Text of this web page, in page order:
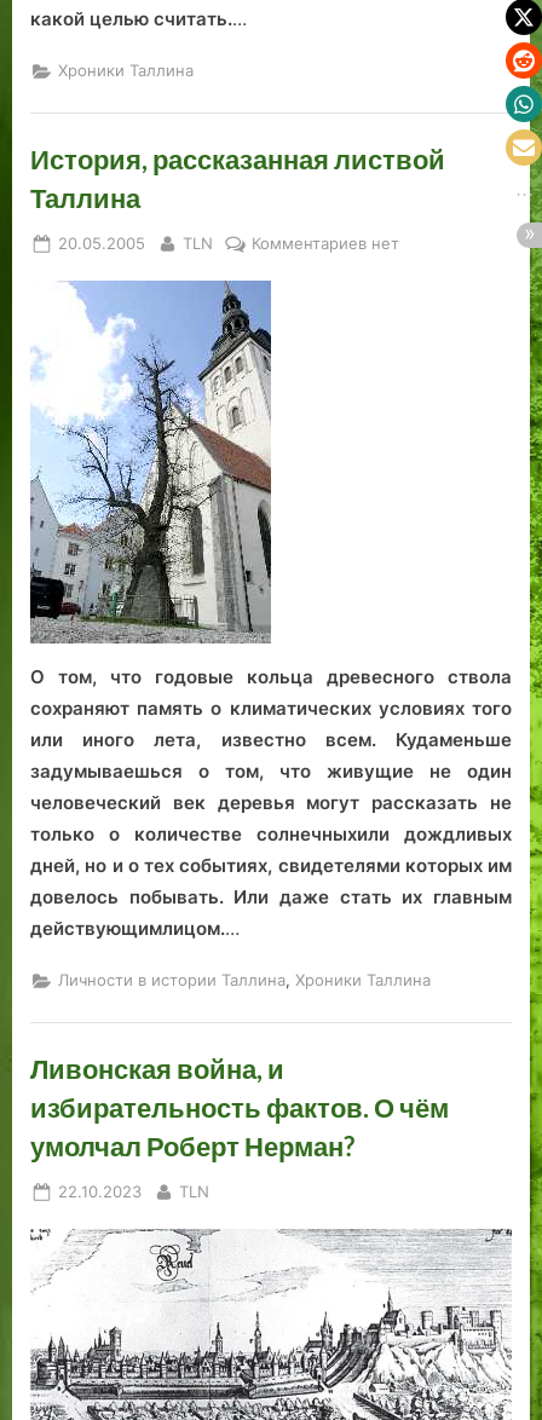
какой целью считать.…
Хроники Таллина
История, рассказанная листвой
Таллина
Posted
20.05.2005 By
TLN Комментариевкнет
О том, что годовые кольца древесного ствола
сохраняют память о климатических условиях того
или иного лета, известно всем. Кудаменьше
задумываешься о том, что живущие не один
человеческий век деревья могут рассказать не
только о количестве солнечныхили дождливых
дней, но и о тех событиях, свидетелями которых им
довелось побывать. Или даже стать их главным
действующимлицом.…
Личности в истории Таллина, Хроники Таллина
Ливонская война, и
избирательность фактов. О чём
умолчал Роберт Нерман?
Posted
22.10.2023 By
TLN